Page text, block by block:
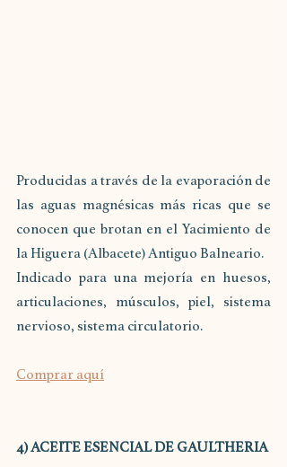
Producidas a través de la evaporación de
las aguas magnésicas más ricas que se
conocen que brotan en el Yacimiento de
la Higuera (Albacete) Antiguo Balneario.
Indicado para una mejoría en huesos,
articulaciones, músculos, piel, sistema
nervioso, sistema circulatorio.
Comprar aquí
4) ACEITE ESENCIAL DE GAULTHERIA